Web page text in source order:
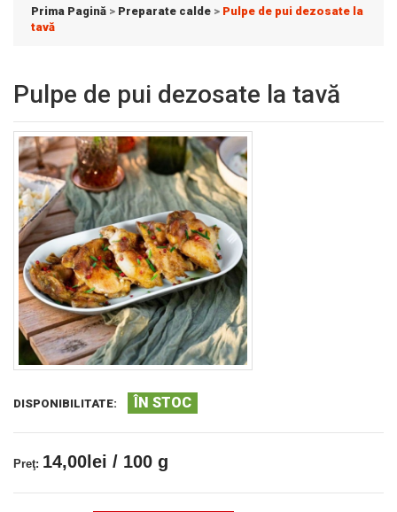
Prima Pagină > Preparate calde > Pulpe de pui dezosate la
tavă
Pulpe de pui dezosate la tavă
DISPONIBILITATE: ÎN STOC
Preţ: 14,00lei / 100 g